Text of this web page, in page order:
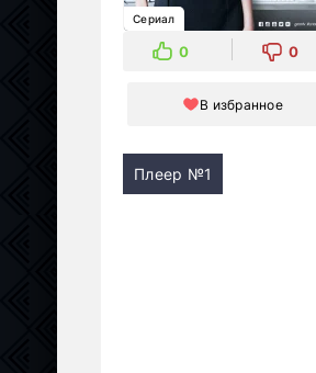
Сериал
0 0
В избранное
Плеер №1